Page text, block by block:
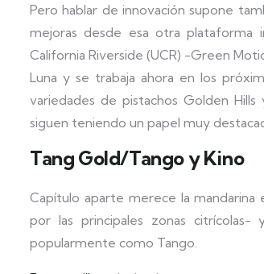
Pero hablar de innovación supone
mejoras desde esa otra plataforma
California Riverside (UCR) -Green
Luna y se trabaja ahora en los
variedades de pistachos Golden
siguen teniendo un papel muy
Tang Gold/Tango y Kino
Capítulo aparte merece la mandarina
por las principales zonas citrícolas-
popularmente como Tango.